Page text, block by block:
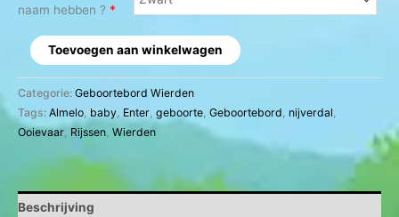
naam hebben ? *
Toevoegen aan winkelwagen
Categorie: Geboortebord Wierden
Tags: Almelo, baby, Enter, geboorte, Geboortebord, nijverdal,
Ooievaar, Rijssen, Wierden
Beschrijving